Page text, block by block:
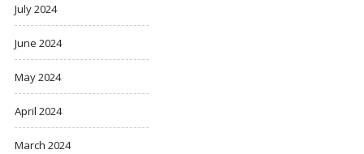
July 2024
June 2024
May 2024
April 2024
March 2024